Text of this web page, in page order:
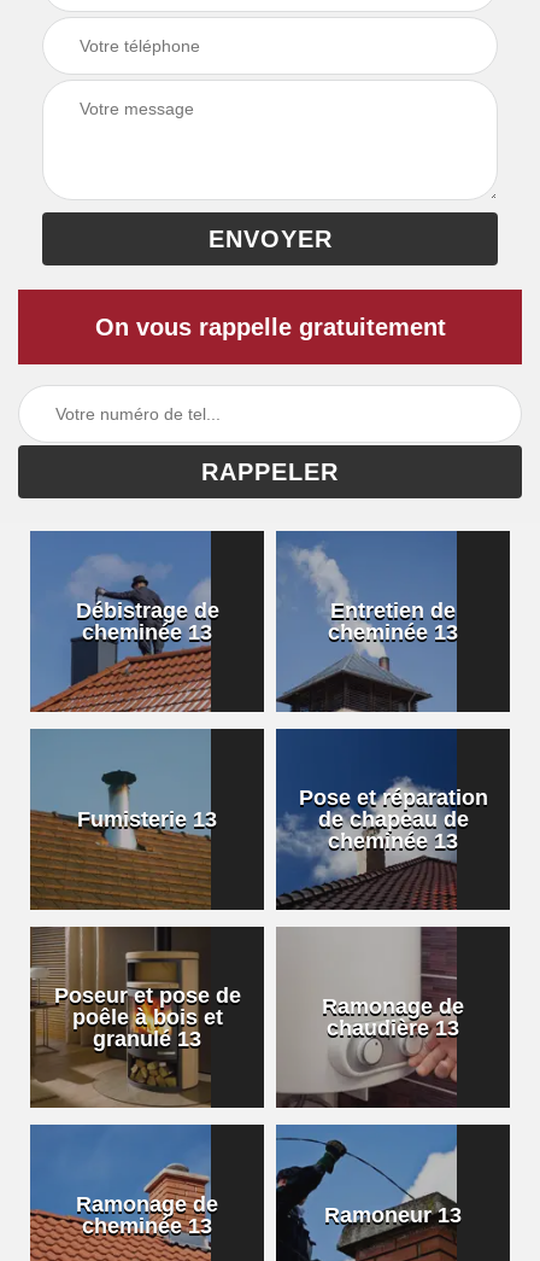
On vous rappelle gratuitement
Débistrage de
cheminée 13
Entretien de
cheminée 13
Fumisterie 13
Pose et réparation
de chapeau de
cheminée 13
Poseur et pose de
poêle à bois et
granulé 13
Ramonage de
chaudière 13
Ramonage de
cheminée 13
Ramoneur 13